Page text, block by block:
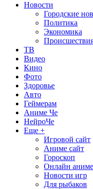
Новости
Городские
Политика
Экономика
ТВ
Видео
Кино
Фото
Здоровье
Авто
Геймерам
Аниме Че
НейроЧе
Еще +
Игровой сайт
Аниме сайт
Гороскоп
Онлайн аниме
Новости игр
Для рыбаков